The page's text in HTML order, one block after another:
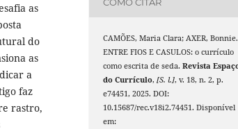
as
do
as
a
faz
rastro,
CAMÕES, Maria Clara; AXER, Bonnie.
ENTRE FIOS E CASULOS: o currículo
como escrita de seda.Revista
do Currículo,[S. l.], v. 18, n. 2, p.
e74451, 2025. DOI:
10.15687/rec.v18i2.74451. Disponível
em: